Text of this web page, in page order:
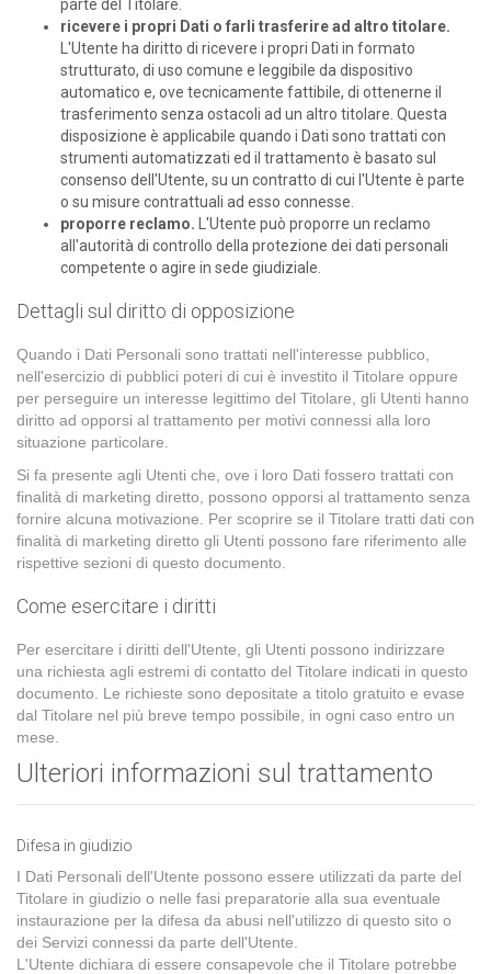
parte del Titolare.
ricevere i propri Dati o farli trasferire ad altro titolare.
L'Utente ha diritto di ricevere i propri Dati in formato
strutturato, di uso comune e leggibile da dispositivo
automatico e, ove tecnicamente fattibile, di ottenerne il
trasferimento senza ostacoli ad un altro titolare. Questa
disposizione è applicabile quando i Dati sono trattati con
strumenti automatizzati ed il trattamento è basato sul
consenso dell'Utente, su un contratto di cui l'Utente è parte
o su misure contrattuali ad esso connesse.
proporre reclamo. L'Utente può proporre un reclamo
all'autorità di controllo della protezione dei dati personali
competente o agire in sede giudiziale.
Dettagli sul diritto di opposizione
Quando i Dati Personali sono trattati nell'interesse pubblico,
nell'esercizio di pubblici poteri di cui è investito il Titolare oppure
per perseguire un interesse legittimo del Titolare, gli Utenti hanno
diritto ad opporsi al trattamento per motivi connessi alla loro
situazione particolare.
Si fa presente agli Utenti che, ove i loro Dati fossero trattati con
finalità di marketing diretto, possono opporsi al trattamento senza
fornire alcuna motivazione. Per scoprire se il Titolare tratti dati con
finalità di marketing diretto gli Utenti possono fare riferimento alle
rispettive sezioni di questo documento.
Come esercitare i diritti
Per esercitare i diritti dell'Utente, gli Utenti possono indirizzare
una richiesta agli estremi di contatto del Titolare indicati in questo
documento. Le richieste sono depositate a titolo gratuito e evase
dal Titolare nel più breve tempo possibile, in ogni caso entro un
mese.
Ulteriori informazioni sul trattamento
Difesa in giudizio
I Dati Personali dell'Utente possono essere utilizzati da parte del
Titolare in giudizio o nelle fasi preparatorie alla sua eventuale
instaurazione per la difesa da abusi nell'utilizzo di questo sito o
dei Servizi connessi da parte dell'Utente.
L'Utente dichiara di essere consapevole che il Titolare potrebbe